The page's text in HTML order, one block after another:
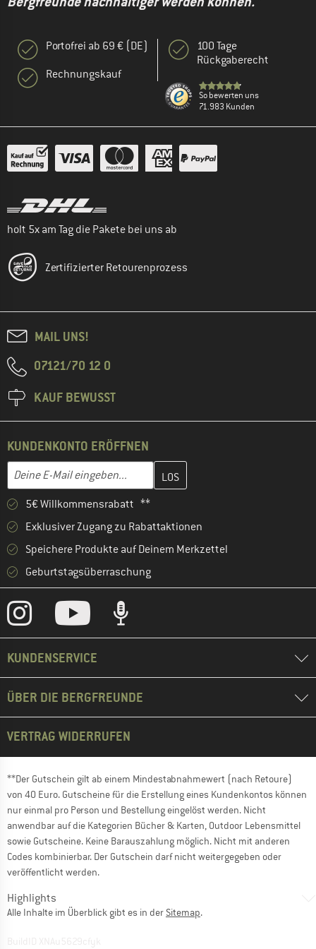
Portofrei ab 69 € (DE)
Rechnungskauf
100 Tage
Rückgaberecht
So bewerten uns
71.983 Kunden
holt 5x am Tag die Pakete bei uns ab
Zertifizierter Retourenprozess
MAIL UNS!
07121/70 12 0
KAUF BEWUSST
KUNDENKONTO ERÖFFNEN
E-Mail-Adresse
Gib hier deine E-Mail-Adresse ein und erstelle im nächsten
5€ Willkommensrabatt **
Exklusiver Zugang zu Rabattaktionen
Speichere Produkte auf Deinem Merkzettel
Geburtstagsüberraschung
KUNDENSERVICE
ÜBER DIE BERGFREUNDE
VERTRAG WIDERRUFEN
**Der Gutschein gilt ab einem Mindestabnahmewert (nach Retoure)
von 40 Euro. Gutscheine für die Erstellung eines Kundenkontos können
nur einmal pro Person und Bestellung eingelöst werden. Nicht
anwendbar auf die Kategorien Bücher & Karten, Outdoor Lebensmittel
sowie Gutscheine. Keine Barauszahlung möglich. Nicht mit anderen
Codes kombinierbar. Der Gutschein darf nicht weitergegeben oder
veröffentlicht werden.
Highlights
Alle Inhalte im Überblick gibt es in der Sitemap.